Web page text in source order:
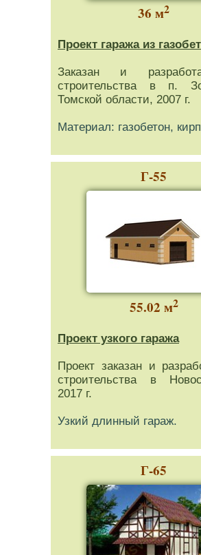
36 м2
Проект гаража из
Заказан и
строительства в п.
Томской области, 2007 г.
Материал: газобетон,
Г-55
55.02 м2
Проект узкого гаража
Проект заказан и
строительства в
2017 г.
Узкий длинный гараж.
Г-65